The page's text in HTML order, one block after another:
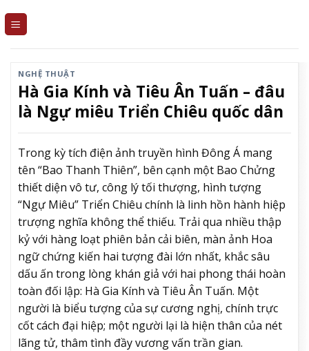
NGHỆ THUẬT
Hà Gia Kính và Tiêu Ân Tuấn – đâu
là Ngự miêu Triển Chiêu quốc dân
Trong kỳ tích điện ảnh truyền hình Đông Á mang
tên “Bao Thanh Thiên”, bên cạnh một Bao Chửng
thiết diện vô tư, công lý tối thượng, hình tượng
“Ngự Miêu” Triển Chiêu chính là linh hồn hành hiệp
trượng nghĩa không thể thiếu. Trải qua nhiều thập
kỷ với hàng loạt phiên bản cải biên, màn ảnh Hoa
ngữ chứng kiến hai tượng đài lớn nhất, khắc sâu
dấu ấn trong lòng khán giả với hai phong thái hoàn
toàn đối lập: Hà Gia Kính và Tiêu Ân Tuấn. Một
người là biểu tượng của sự cương nghị, chính trực
cốt cách đại hiệp; một người lại là hiện thân của nét
lãng tử, thâm tình đầy vương vấn trần gian.